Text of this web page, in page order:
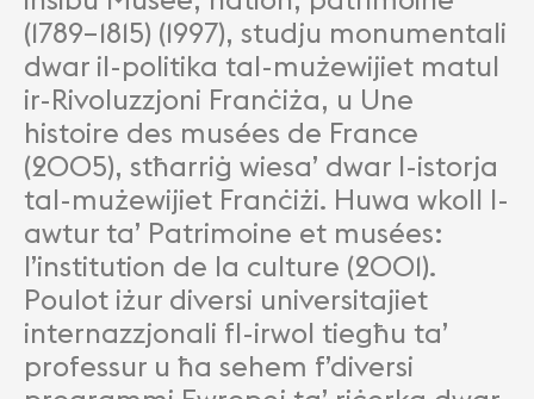
(1789–1815) (1997), studju monumentali
dwar il-politika tal-mużewijiet matul
ir-Rivoluzzjoni Franċiża, u Une
histoire des musées de France
(2005), stħarriġ wiesa’ dwar l-istorja
tal-mużewijiet Franċiżi. Huwa wkoll l-
awtur ta’ Patrimoine et musées:
l’institution de la culture (2001).
Poulot iżur diversi universitajiet
internazzjonali fl-irwol tiegħu ta’
professur u ħa sehem f’diversi